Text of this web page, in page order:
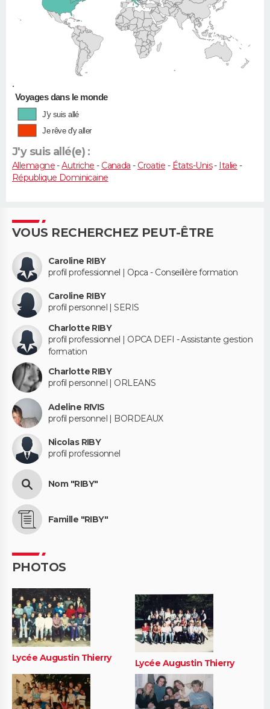
•
Voyages dans le monde
J'y suis allé
Je rêve d'y aller
J'y suis allé(e) :
Allemagne-Autriche - Canada - Croatie - États-Unis- Italie -
République Dominicaine
VOUS RECHERCHEZ PEUT-ÊTRE
Caroline RIBY
profil professionnel | Opca - Conseillère formation
Caroline RIBY
profil personnel | SERIS
Charlotte RIBY
profil professionnel | OPCA DEFI - Assistante gestion
formation
Charlotte RIBY
profil personnel | ORLEANS
Adeline RIVIS
profil personnel | BORDEAUX
Nicolas RIBY
profil professionnel
Nom "RIBY"
Famille "RIBY"
PHOTOS
Lycée Augustin Thierry Lycée Augustin Thierry